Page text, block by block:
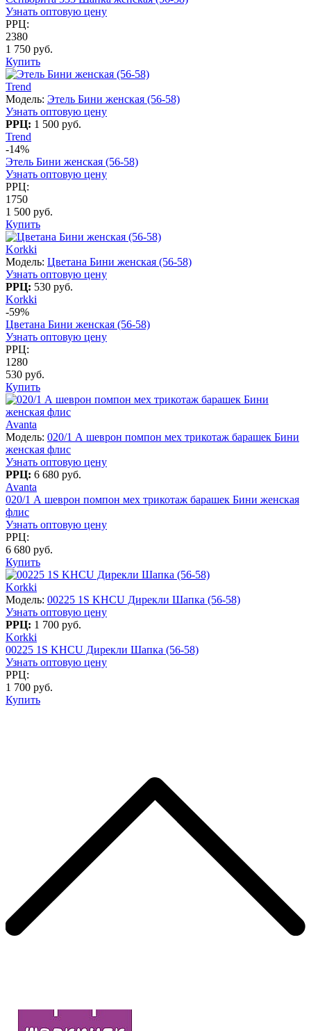
Узнать оптовую цену
РРЦ:
2380
1 750 руб.
Купить
Trend
Модель: Этель Бини женская (56-58)
Узнать оптовую цену
РРЦ: 1 500 руб.
Trend
-14%
Этель Бини женская (56-58)
Узнать оптовую цену
РРЦ:
1750
1 500 руб.
Купить
Korkki
Модель: Цветана Бини женская (56-58)
Узнать оптовую цену
РРЦ: 530 руб.
Korkki
-59%
Цветана Бини женская (56-58)
Узнать оптовую цену
РРЦ:
1280
530 руб.
Купить
Avanta
Модель: 020/1 А шеврон помпон мех трикотаж барашек Бини
женская флис
Узнать оптовую цену
РРЦ: 6 680 руб.
Avanta
020/1 А шеврон помпон мех трикотаж барашек Бини женская
флис
Узнать оптовую цену
РРЦ:
6 680 руб.
Купить
Korkki
Модель: 00225 1S KHCU Дирекли Шапка (56-58)
Узнать оптовую цену
РРЦ: 1 700 руб.
Korkki
00225 1S KHCU Дирекли Шапка (56-58)
Узнать оптовую цену
РРЦ:
1 700 руб.
Купить